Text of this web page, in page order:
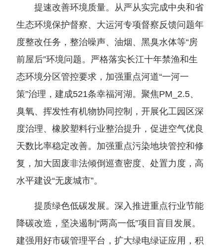
提速改善环境质量。从严从实完成中央和省
生态环境保护督察、大运河专项督察反馈问题年
度整改任务，整治噪声、油烟、黑臭水体等“房
前屋后”环境问题。严格落实长江十年禁渔和生
态环境分区管控要求，加强重点河道“一河一
策”治理，建成521条幸福河湖。聚焦PM_2.5、
臭氧、挥发性有机物协同控制，开展化工园区深
度治理、橡胶塑料行业整治提升，促进空气优良
天数比率稳定改善。加强重点污染地块管控和修
复，加大固废非法倾倒巡查密度、处置力度，高
水平建设“无废城市”。
提质绿色低碳发展。深入推进重点行业节能
降碳改造，坚决遏制“两高一低”项目盲目发展。
建强用好市碳管理平台，扩大绿电绿证应用，积